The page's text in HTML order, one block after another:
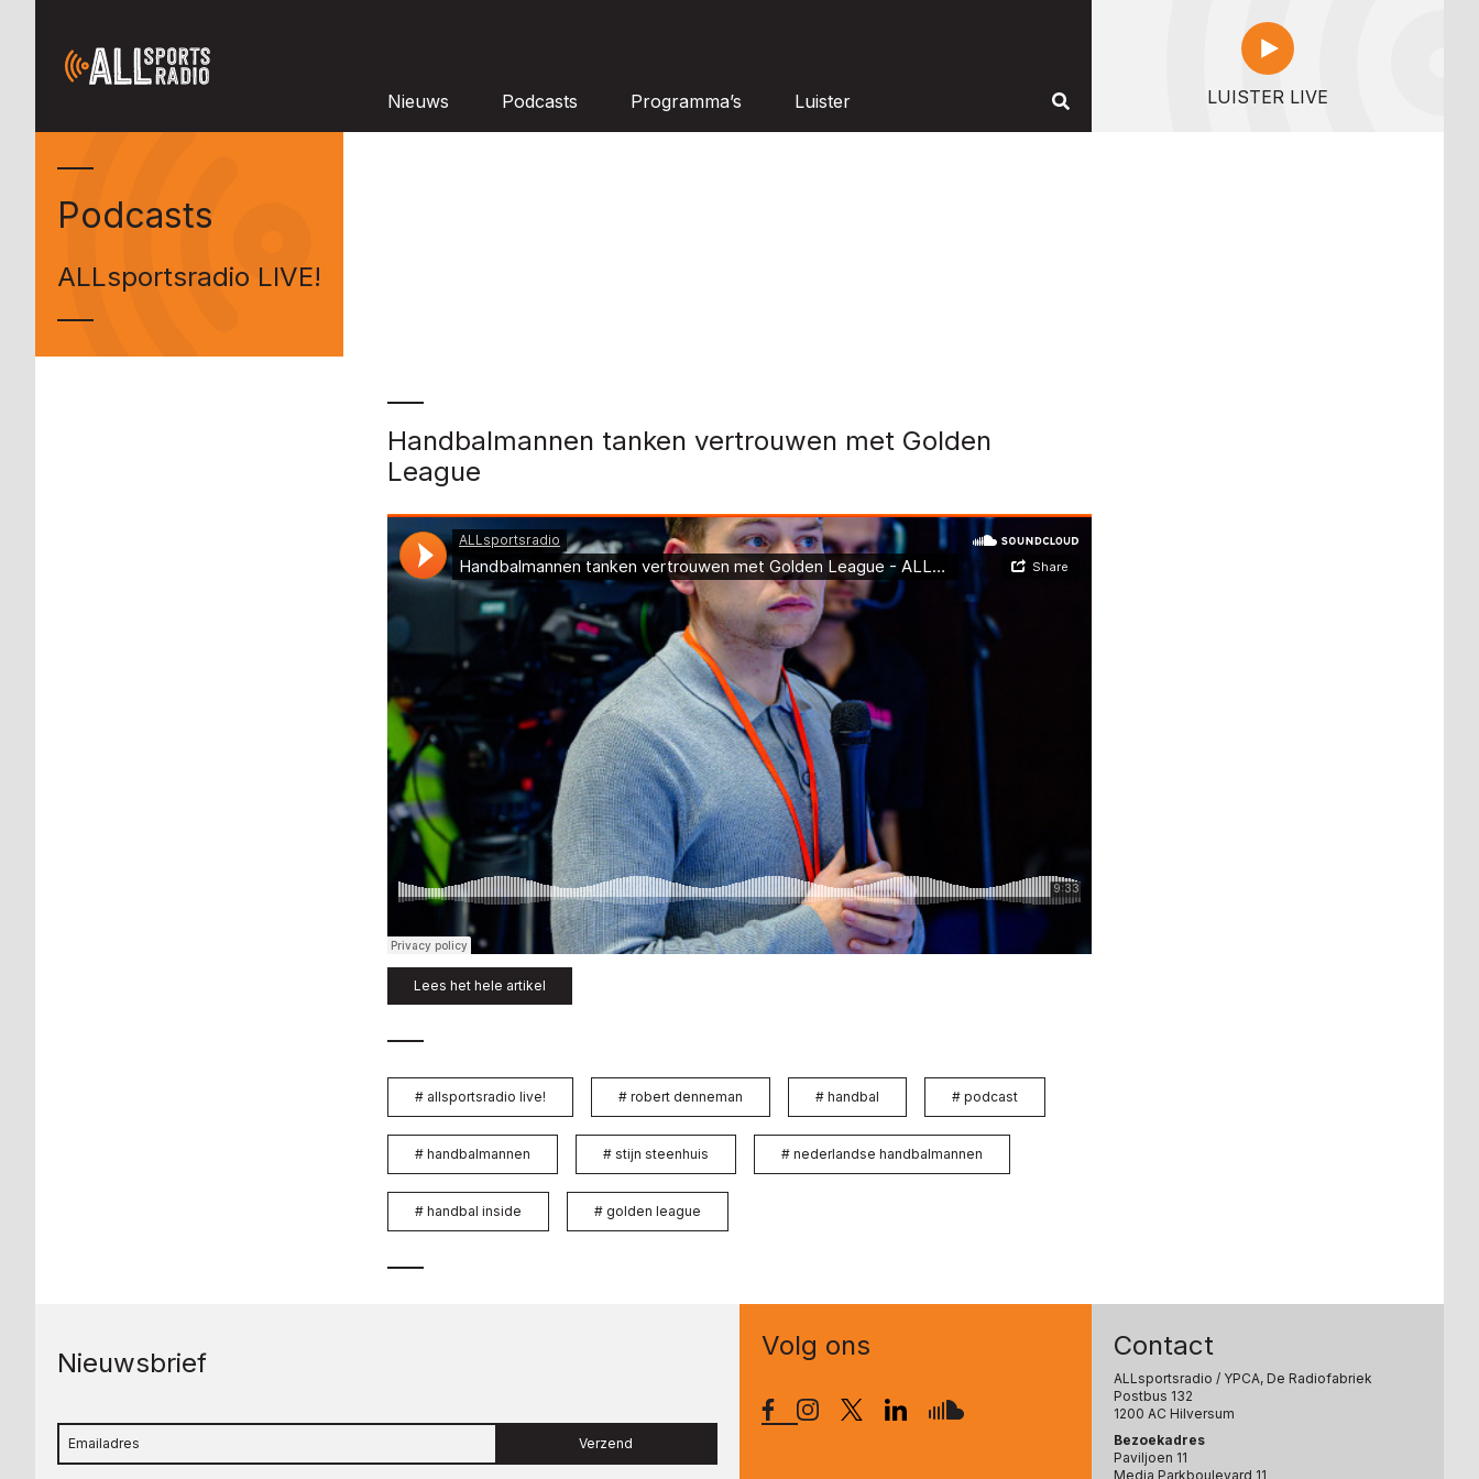
Nieuws Podcasts Programma’s Luister LUISTER LIVE
Podcasts
ALLsportsradio LIVE!
Handbalmannen tanken vertrouwen met Golden
League
Lees het hele artikel
# allsportsradio live! # robert denneman # handbal # podcast
# handbalmannen # stijn steenhuis # nederlandse handbalmannen
# handbal inside # golden league
Nieuwsbrief
Verzend
Volg ons Contact
ALLsportsradio / YPCA, De Radiofabriek
Postbus 132
1200 AC Hilversum
Bezoekadres
Paviljoen 11
Media Parkboulevard 11